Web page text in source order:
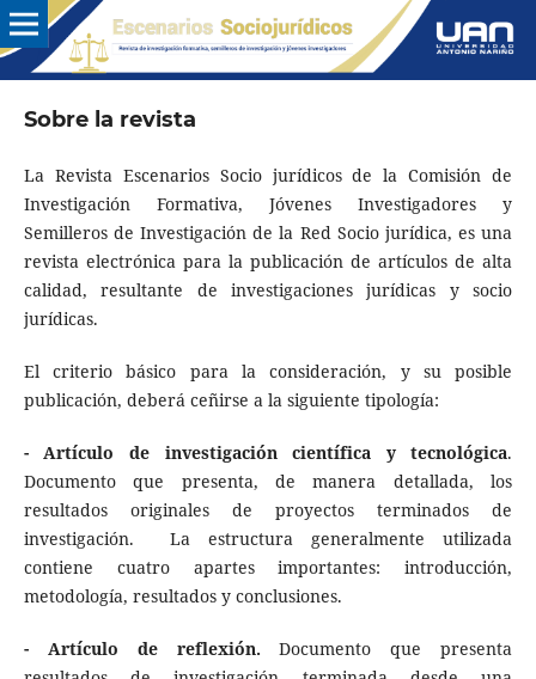
Sobre la revista
La Revista Escenarios Socio jurídicos de la Comisión de
Investigación Formativa, Jóvenes Investigadores y
Semilleros de Investigación de la Red Socio jurídica, es una
revista electrónica para la publicación de artículos de alta
calidad, resultante de investigaciones jurídicas y socio
jurídicas.
El criterio básico para la consideración, y su posible
publicación, deberá ceñirse a la siguiente tipología:
- Artículo de investigación científica y tecnológica.
Documento que presenta, de manera detallada, los
resultados originales de proyectos terminados de
investigación. La estructura generalmente utilizada
contiene cuatro apartes importantes: introducción,
metodología, resultados y conclusiones.
- Artículo de reflexión. Documento que presenta